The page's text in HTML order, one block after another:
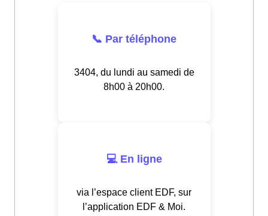
📞 Par téléphone
3404, du lundi au samedi de
8h00 à 20h00.
💻 En ligne
via l’espace client EDF, sur
l’application EDF & Moi.